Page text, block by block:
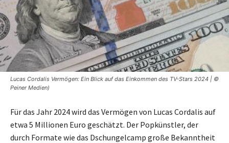
Lucas Cordalis Vermögen: Ein Blick auf das Einkommen des TV-Stars 2024 | ©
Peiner Medien)
Für das Jahr 2024 wird das Vermögen von Lucas Cordalis auf
etwa 5 Millionen Euro geschätzt. Der Popkünstler, der
durch Formate wie das Dschungelcamp große Bekanntheit